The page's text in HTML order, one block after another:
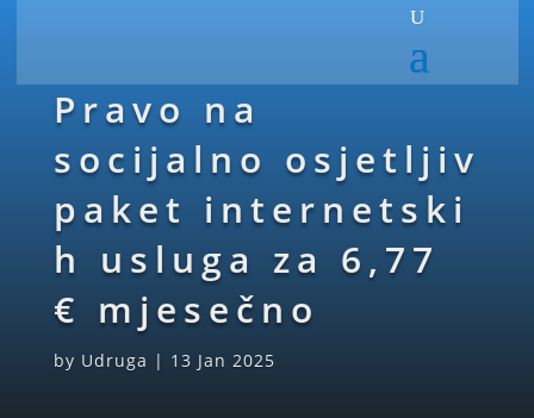
Pravo na
socijalno osjetljiv
paket internetski
h usluga za 6,77
€ mjesečno
by Udruga | 13 Jan 2025